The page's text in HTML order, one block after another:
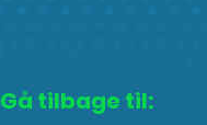
Gå tilbage til: